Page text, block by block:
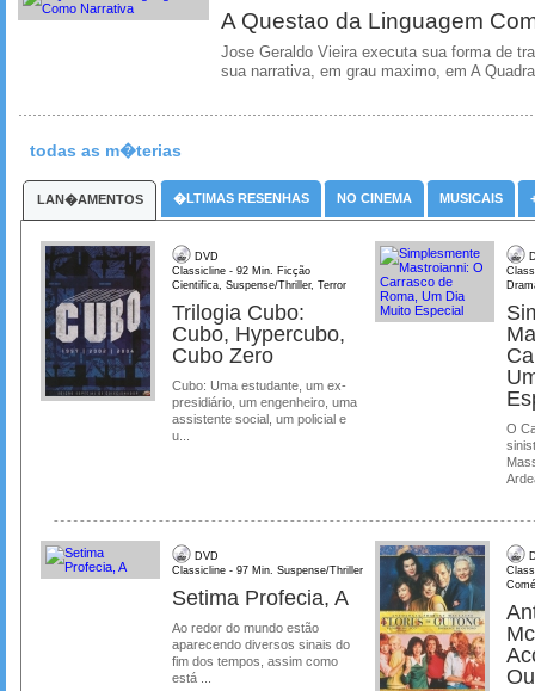
A Questao da Linguagem
Jose Geraldo Vieira executa sua forma de
sua narrativa, em grau maximo, em A
todas as m�terias
LAN�AMENTOS �LTIMAS RESENHAS NO CINEMA MUSICAIS
DVD
Classicline - 92 Min. Ficção
Cientifica, Suspense/Thriller, Terror
Trilogia Cubo:
Cubo, Hypercubo,
Cubo Zero
Cubo: Uma estudante, um ex-
presidiário, um engenheiro, uma
assistente social, um policial e
u...
O
DVD
Classicline - 97 Min. Suspense/Thriller
Setima Profecia, A
Ao redor do mundo estão
aparecendo diversos sinais do
fim dos tempos, assim como
está ...